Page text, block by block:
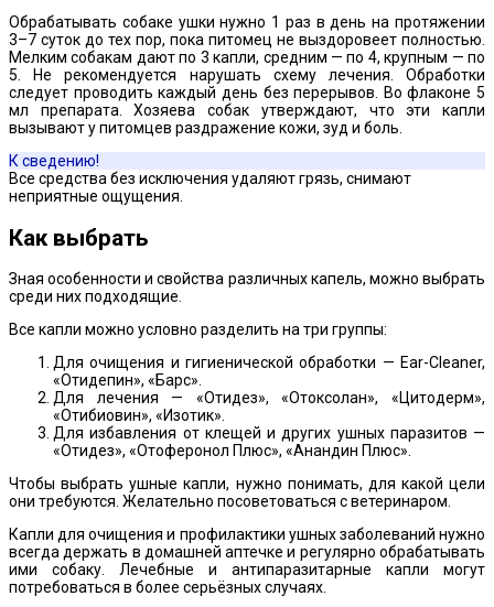
Обрабатывать собаке ушки нужно 1 раз в день на протяжении
3–7 суток до тех пор, пока питомец не выздоровеет полностью.
Мелким собакам дают по 3 капли, средним — по 4, крупным — по
5. Не рекомендуется нарушать схему лечения. Обработки
следует проводить каждый день без перерывов. Во флаконе 5
мл препарата. Хозяева собак утверждают, что эти капли
вызывают у питомцев раздражение кожи, зуд и боль.
К сведению!
Все средства без исключения удаляют грязь, снимают
неприятные ощущения.
Как выбрать
Зная особенности и свойства различных капель, можно выбрать
среди них подходящие.
Все капли можно условно разделить на три группы:
Для очищения и гигиенической обработки — Ear-Cleaner,
«Отидепин», «Барс».
Для лечения — «Отидез», «Отоксолан», «Цитодерм»,
«Отибиовин», «Изотик».
Для избавления от клещей и других ушных паразитов —
«Отидез», «Отоферонол Плюс», «Анандин Плюс».
Чтобы выбрать ушные капли, нужно понимать, для какой цели
они требуются. Желательно посоветоваться с ветеринаром.
Капли для очищения и профилактики ушных заболеваний нужно
всегда держать в домашней аптечке и регулярно обрабатывать
ими собаку. Лечебные и антипаразитарные капли могут
потребоваться в более серьёзных случаях.